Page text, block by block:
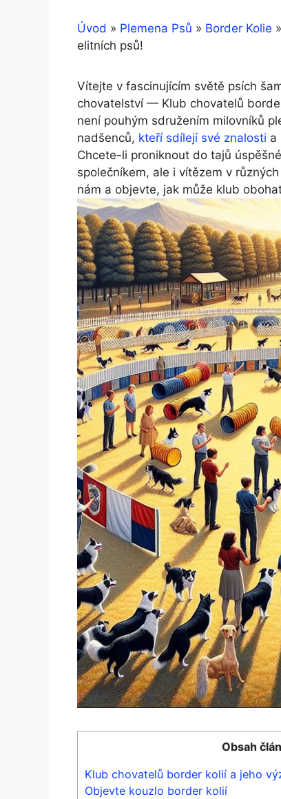
Úvod » Plemena Psů » Border Kolie »
elitních psů!
Vítejte v fascinujícím světě psích
chovatelství — Klub chovatelů
není pouhým sdružením milovníků
nadšenců, kteří sdílejí své znalosti a
Chcete-li proniknout do tajů
společníkem, ale i vítězem v
nám a objevte, jak může klub
Obsah
Klub chovatelů border kolií a jeho
Objevte kouzlo border kolií